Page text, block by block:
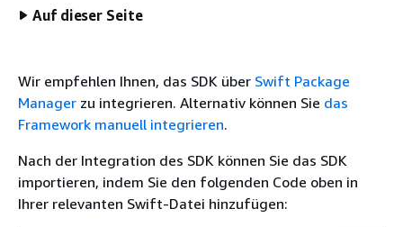
Auf dieser Seite
Wir empfehlen Ihnen, das SDK über Swift Package
Manager zu integrieren. Alternativ können Sie das
Framework manuell integrieren.
Nach der Integration des SDK können Sie das SDK
importieren, indem Sie den folgenden Code oben in
Ihrer relevanten Swift-Datei hinzufügen: